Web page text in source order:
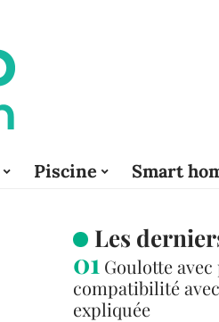
Piscine Smart
Les
Goulotte
compatibilité
expliquée